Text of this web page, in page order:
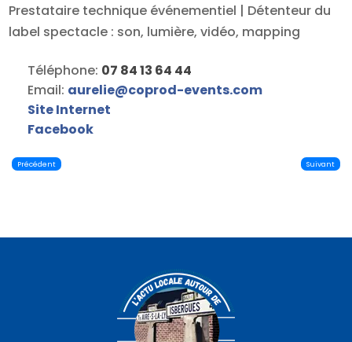
Prestataire technique événementiel | Détenteur du
label spectacle : son, lumière, vidéo, mapping
Téléphone: 07 84 13 64 44
Email: aurelie@coprod-events.com
Site Internet
Facebook
Précédent Suivant